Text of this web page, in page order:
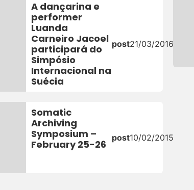
A dançarina e
performer
Luanda
Carneiro Jacoel
participará do
Simpósio
Internacional na
Suécia
post21/03/2016
Somatic
Archiving
Symposium –
February 25-26
post10/02/2015